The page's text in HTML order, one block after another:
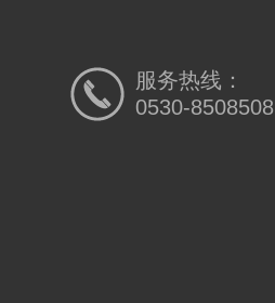
服务热线：
0530-8508508